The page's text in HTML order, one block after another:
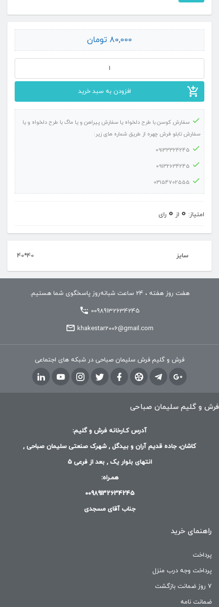
80,000 تومان
عکس
اسپرت
روی
کوسن
کد
۱۰
عدد
افزودن به سبد خرید
سفارش کوسن با طرح دلخواه یا سفارش پیراهن و یا ماگ با طرح دلخواه و یا
سفارش تابلو فرش چهره از طریق شماره های زیر:
09133324245
09132634245
03154702555
امتیاز: 0 از 0 رای
سایز 40*40
هفت روز هفته ، 24 ساعت شبانه‌روز پاسخگوی شما هستیم.
00989132634245
khakestar2006@gmail.com
فرش و گلیم فرش سلیمان صباحی در شبکه های اجتماعی
فرش و گلیم سلیمان صباحی
آدرس کـارخانه فرش و گلیم:
کاشان، جاده قدیم آران و بیدگل , شهرک صنعتی سلیمان صباحی ,
انتهای بلوار یک , بعد از فرعی 5
همـراه:
00989132634245
جناب آقای مسجدی
راهنمای خرید
پرداخت
پرداخت وجه درب منزل
۷ روز ضمانت بازگشت
ضمانت نامه